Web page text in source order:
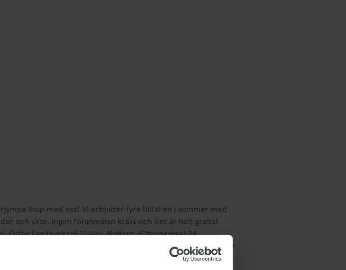
ihop med oss! Vi erbjuder fyra tillfällen i sommar med
och skor. Ingen föranmälan krävs och det är helt gratis!
klockan 18:00 Plats: 10 juni, Östlyckan (parken) 17 juni, Noltorp (Citrongatan) 24…